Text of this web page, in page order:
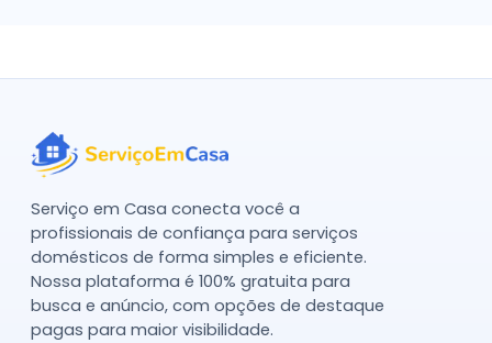
Serviço em Casa conecta você a
profissionais de confiança para serviços
domésticos de forma simples e eficiente.
Nossa plataforma é 100% gratuita para
busca e anúncio, com opções de destaque
pagas para maior visibilidade.